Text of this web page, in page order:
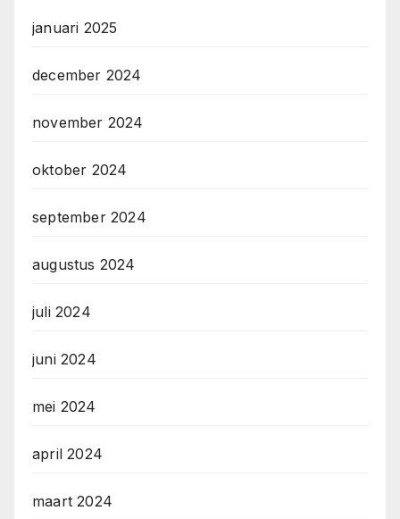
januari 2025
december 2024
november 2024
oktober 2024
september 2024
augustus 2024
juli 2024
juni 2024
mei 2024
april 2024
maart 2024